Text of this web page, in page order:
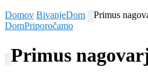
Domov BivanjeDom
Primus
DomPriporočamo
Primus